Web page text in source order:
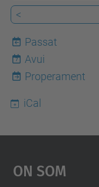
<
Passat
7
Avui
Properament
iCal
On Som